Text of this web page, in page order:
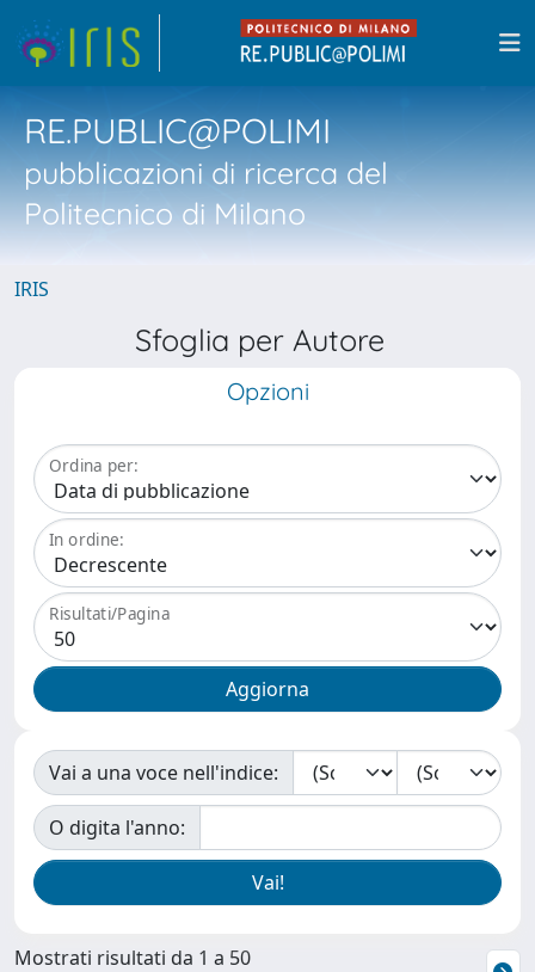
RE.PUBLIC@POLIMI
pubblicazioni di ricerca del
Politecnico di Milano
IRIS
Sfoglia per Autore
Opzioni
Ordina per:
In ordine:
Risultati/Pagina
Vai a una voce nell'indice:
O digita l'anno:
Mostrati risultati da 1 a 50